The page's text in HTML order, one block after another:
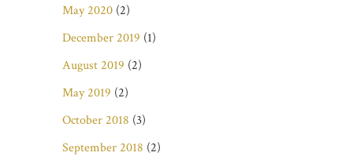
May 2020 (2)
December 2019 (1)
August 2019 (2)
May 2019 (2)
October 2018 (3)
September 2018 (2)